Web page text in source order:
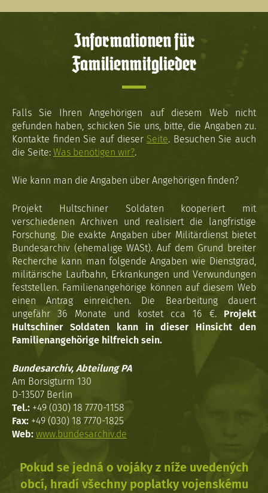
Informationen für
Familienmitglieder
Falls Sie Ihren Angehörigen auf diesem Web nicht
gefunden haben, schicken Sie uns, bitte, die Angaben zu.
Kontakte finden Sie auf dieser Seite. Besuchen Sie auch
die Seite: Was benötigen wir?.
Wie kann man die Angaben über Angehörigen finden?
Projekt Hultschiner Soldaten kooperiert mit
verschiedenen Archiven und realisiert die langfristige
Forschung. Die exakte Angaben über Militärdienst bietet
Bundesarchiv (ehemalige WASt). Auf dem Grund breiter
Recherche kann man folgende Angaben wie Dienstgrad,
militärische Laufbahn, Erkrankungen und Verwundungen
feststellen. Familienangehörige können auf diesem Web
einen Antrag einreichen. Die Bearbeitung dauert
ungefähr 36 Monate und kostet cca 16 €. Projekt
Hultschiner Soldaten kann in dieser Hinsicht den
Familienangehörige hilfreich sein.
Bundesarchiv, Abteilung PA
Am Borsigturm 130
D-13507 Berlin
Tel.: +49 (030) 18 7770-1158
Fax: +49 (030) 18 7770-1825
Web: www.bundesarchiv.de
Pokud se jedná o vojáky z níže uvedených
obcí, hradí všechny poplatky vojenskému